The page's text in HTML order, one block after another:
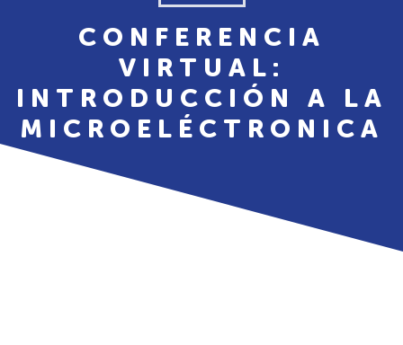
CONFERENCIA
VIRTUAL:
INTRODUCCIÓN A LA
MICROELÉCTRONICA